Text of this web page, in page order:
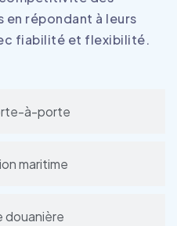
à-porte
maritime
douanière
en répondant à leurs
fiabilité et flexibilité.